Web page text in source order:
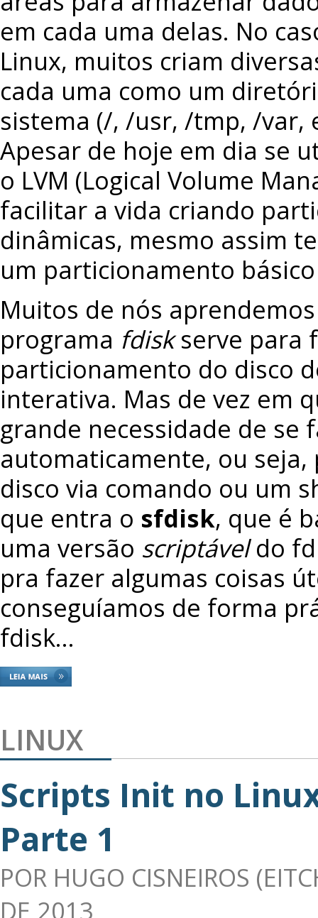
em cada uma delas. No
Linux, muitos criam
cada uma como um
sistema (/, /usr, /tmp, /var,
Apesar de hoje em dia se
o LVM (Logical Volume
facilitar a vida criando
dinâmicas, mesmo assim
um particionamento
Muitos de nós
programa fdiskserve para
particionamento do disco
interativa. Mas de vez em
grande necessidade de se
automaticamente, ou
disco via comando ou um
que entra o sfdisk, que é
uma versão scriptáveldo
pra fazer algumas coisas
conseguíamos de forma
fdisk…
LINUX
Scripts Init no
Parte 1
POR HUGO CISNEIROS
DE 2013